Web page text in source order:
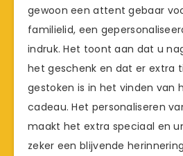
gewoon een attent gebaar
familielid, een
indruk. Het toont aan dat u
het geschenk en dat er extra
gestoken is in het vinden van
cadeau. Het personaliseren
maakt het extra speciaal en
zeker een blijvende